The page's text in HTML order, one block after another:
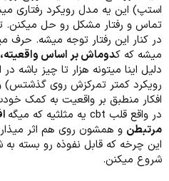
استپ) این یه مدل رویکرد رفتاری
تماس و رفتار مشکل رو حل میکنن.
در کنار این رفتار توجه میشه. حرف
میشه که کدوماش بر اساس
دلیل اینا میتونه هزار تا چیز باشه
رویکرد کمتر تمرکزش روی گذشتس)
افکار منطبق بر واقعیت به کمک
در واقع قلب cbt یه مثلثیه که میگه
مرتبطن و همشون روی هم اثر
این چرخه که قابل نفوذه رو بسته به
شروع میکنن.